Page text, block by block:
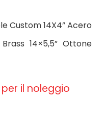
Custom 14X4” Acero
14×5,5” Ottone
il noleggio